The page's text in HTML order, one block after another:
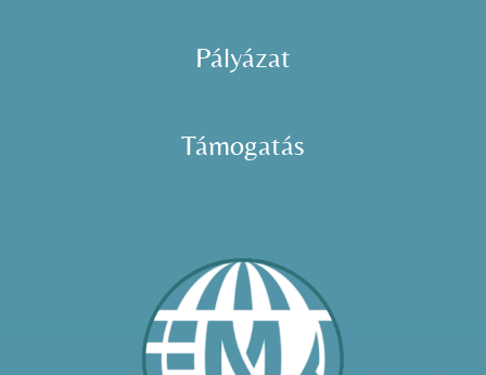
Pályázat
Támogatás